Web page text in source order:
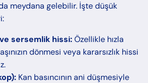
meydana gelebilir. İşte düşük
sersemlik hissi:Özellikle hızla
dönmesi veya kararsızlık hissi
Kan basıncının ani düşmesiyle